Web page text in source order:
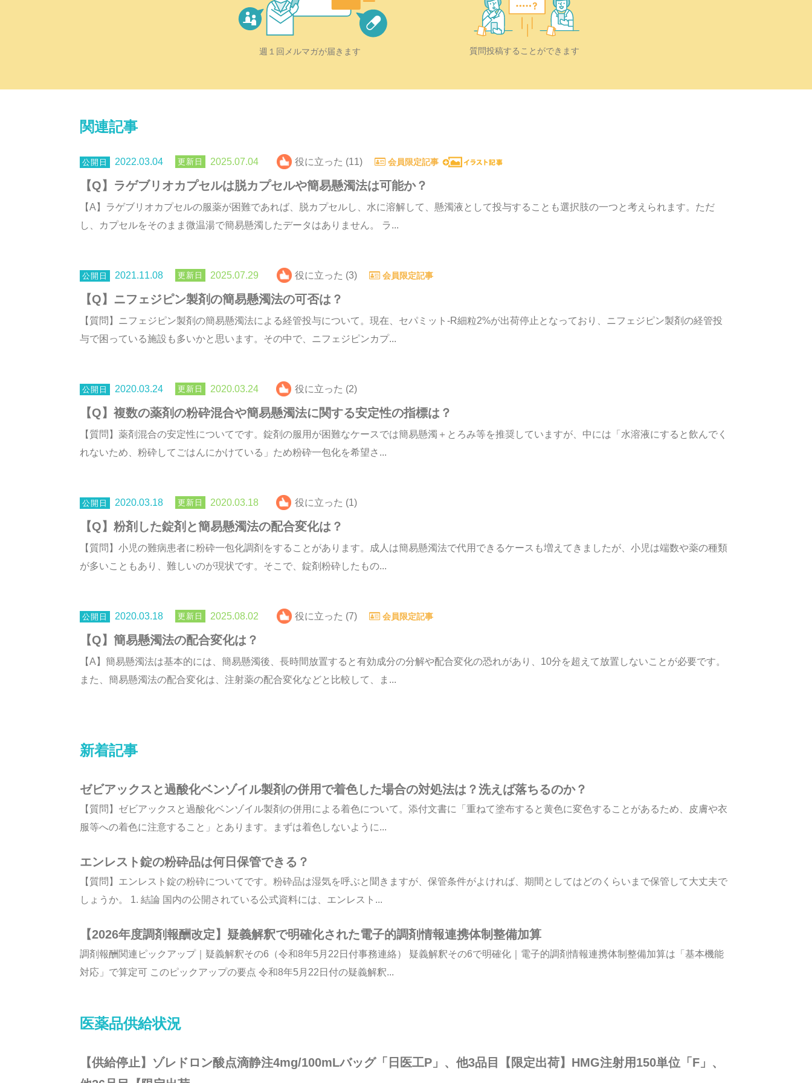
週１回メルマガが届きます 質問投稿することができます
関連記事
2022.03.04 2025.07.04 役に立った (11) 会員限定記事
【Q】ラゲブリオカプセルは脱カプセルや簡易懸濁法は可能か？
【A】ラゲブリオカプセルの服薬が困難であれば、脱カプセルし、水に溶解して、懸濁液として投与することも選択肢の一つと考えられます。ただ
し、カプセルをそのまま微温湯で簡易懸濁したデータはありません。 ラ...
2021.11.08 2025.07.29 役に立った (3) 会員限定記事
【Q】ニフェジピン製剤の簡易懸濁法の可否は？
【質問】ニフェジピン製剤の簡易懸濁法による経管投与について。現在、セパミット-R細粒2%が出荷停止となっており、ニフェジピン製剤の経管投
与で困っている施設も多いかと思います。その中で、ニフェジピンカプ...
2020.03.24 2020.03.24 役に立った (2)
【Q】複数の薬剤の粉砕混合や簡易懸濁法に関する安定性の指標は？
【質問】薬剤混合の安定性についてです。錠剤の服用が困難なケースでは簡易懸濁＋とろみ等を推奨していますが、中には「水溶液にすると飲んでく
れないため、粉砕してごはんにかけている」ため粉砕一包化を希望さ...
2020.03.18 2020.03.18 役に立った (1)
【Q】粉剤した錠剤と簡易懸濁法の配合変化は？
【質問】小児の難病患者に粉砕一包化調剤をすることがあります。成人は簡易懸濁法で代用できるケースも増えてきましたが、小児は端数や薬の種類
が多いこともあり、難しいのが現状です。そこで、錠剤粉砕したもの...
2020.03.18 2025.08.02 役に立った (7) 会員限定記事
【Q】簡易懸濁法の配合変化は？
【A】簡易懸濁法は基本的には、簡易懸濁後、長時間放置すると有効成分の分解や配合変化の恐れがあり、10分を超えて放置しないことが必要です。
また、簡易懸濁法の配合変化は、注射薬の配合変化などと比較して、ま...
新着記事
ゼビアックスと過酸化ベンゾイル製剤の併用で着色した場合の対処法は？洗えば落ちるのか？
【質問】ゼビアックスと過酸化ベンゾイル製剤の併用による着色について。添付文書に「重ねて塗布すると黄色に変色することがあるため、皮膚や衣
服等への着色に注意すること」とあります。まずは着色しないように...
エンレスト錠の粉砕品は何日保管できる？
【質問】エンレスト錠の粉砕についてです。粉砕品は湿気を呼ぶと聞きますが、保管条件がよければ、期間としてはどのくらいまで保管して大丈夫で
しょうか。 1. 結論 国内の公開されている公式資料には、エンレスト...
【2026年度調剤報酬改定】疑義解釈で明確化された電子的調剤情報連携体制整備加算
調剤報酬関連ピックアップ｜疑義解釈その6（令和8年5月22日付事務連絡） 疑義解釈その6で明確化｜電子的調剤情報連携体制整備加算は「基本機能
対応」で算定可 このピックアップの要点 令和8年5月22日付の疑義解釈...
医薬品供給状況
【供給停止】ゾレドロン酸点滴静注4mg/100mLバッグ「日医工P」、他3品目【限定出荷】HMG注射用150単位「F」、